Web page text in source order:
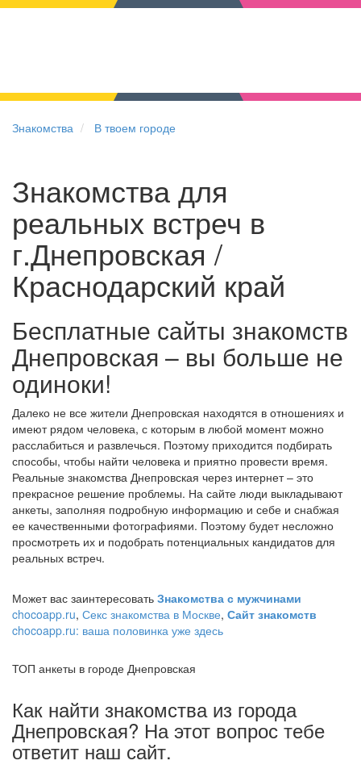
Знакомства В твоем городе
Знакомства для
реальных встреч в
г.Днепровская /
Краснодарский край
Бесплатные сайты знакомств
Днепровская – вы больше не
одиноки!
Далеко не все жители Днепровская находятся в отношениях и
имеют рядом человека, с которым в любой момент можно
расслабиться и развлечься. Поэтому приходится подбирать
способы, чтобы найти человека и приятно провести время.
Реальные знакомства Днепровская через интернет – это
прекрасное решение проблемы. На сайте люди выкладывают
анкеты, заполняя подробную информацию и себе и снабжая
ее качественными фотографиями. Поэтому будет несложно
просмотреть их и подобрать потенциальных кандидатов для
реальных встреч.
Может вас заинтересовать Знакомства с мужчинами
chocoapp.ru, Секс знакомства в Москве, Сайт знакомств
chocoapp.ru: ваша половинка уже здесь
ТОП анкеты в городе Днепровская
Как найти знакомства из города
Днепровская? На этот вопрос тебе
ответит наш сайт.